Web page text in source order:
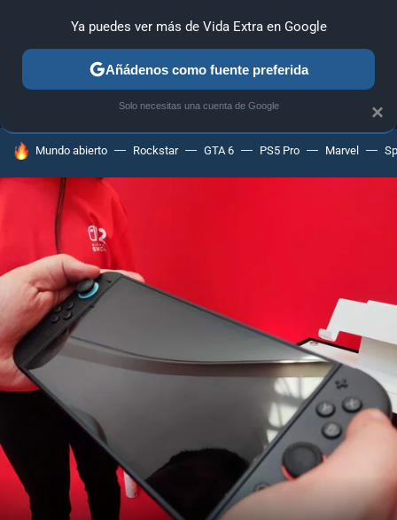
MENÚ NUEVO
GUÍAS Y TRUCOS PC SONY
HOY SE HABLA DE
Mundo abierto Rockstar GTA 6 PS5 Pro Marvel
×
Ya puedes ver más de Vida Extra en Google
Añádenos como fuente preferida
Solo necesitas una cuenta de Google